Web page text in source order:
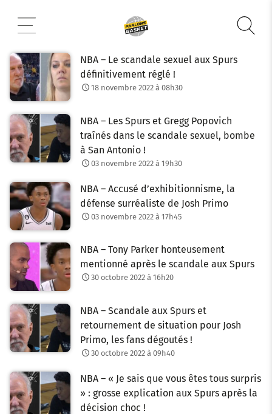
contenu
NBA – Le scandale sexuel aux Spurs
définitivement réglé !
18 novembre 2022 à 08h30
NBA – Les Spurs et Gregg Popovich
traînés dans le scandale sexuel, bombe
à San Antonio !
03 novembre 2022 à 19h30
NBA – Accusé d’exhibitionnisme, la
défense surréaliste de Josh Primo
03 novembre 2022 à 17h45
NBA – Tony Parker honteusement
mentionné après le scandale aux Spurs
30 octobre 2022 à 16h20
NBA – Scandale aux Spurs et
retournement de situation pour Josh
Primo, les fans dégoutés !
30 octobre 2022 à 09h40
NBA – « Je sais que vous êtes tous surpris
» : grosse explication aux Spurs après la
décision choc !